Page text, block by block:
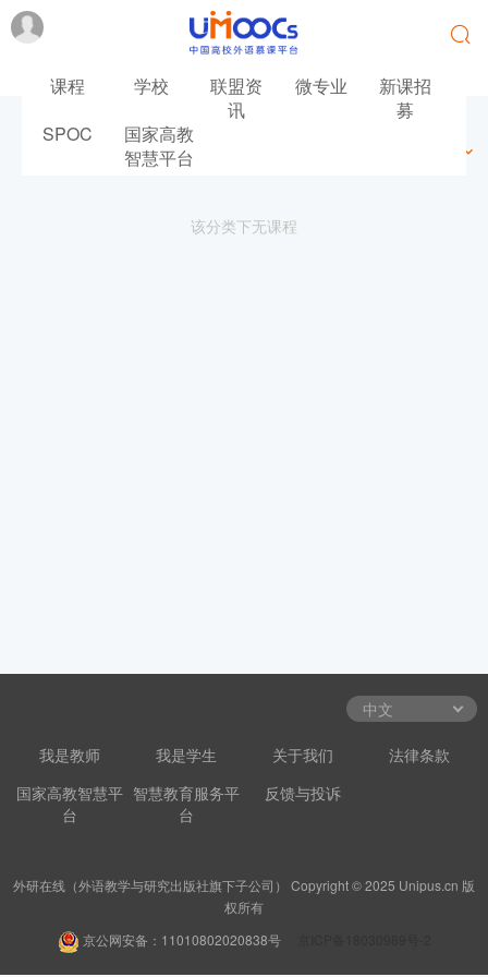
课程 学校
联盟资
讯
微专业
新课招
募
SPOC
国家高教
智慧平台
该分类下无课程
我是教师 我是学生 关于我们
法律条款
国家高教智慧平
台
智慧教育服务平
台
反馈与投诉
外研在线（外语教学与研究出版社旗下子公司） Copyright © 2025 Unipus.cn 版
权所有
京公网安备：11010802020838号